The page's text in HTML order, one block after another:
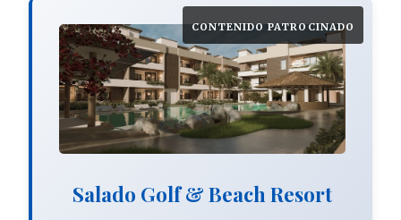
CONTENIDO PATROCINADO
Salado Golf & Beach Resort